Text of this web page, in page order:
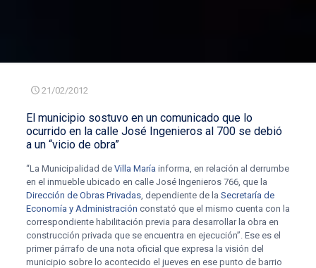
21/02/2012
El municipio sostuvo en un comunicado que lo
ocurrido en la calle José Ingenieros al 700 se debió
a un “vicio de obra”
“La Municipalidad de Villa María informa, en relación al derrumbe
en el inmueble ubicado en calle José Ingenieros 766, que la
Dirección de Obras Privadas, dependiente de la Secretaría de
Economía y Administración constató que el mismo cuenta con la
correspondiente habilitación previa para desarrollar la obra en
construcción privada que se encuentra en ejecución”. Ese es el
primer párrafo de una nota oficial que expresa la visión del
municipio sobre lo acontecido el jueves en ese punto de barrio